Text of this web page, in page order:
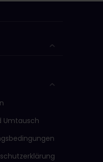
Umtausch